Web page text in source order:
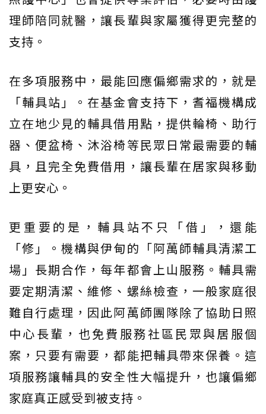
理師陪同就醫，讓長輩與家屬獲得更完整的
支持。
在多項服務中，最能回應偏鄉需求的，就是
「輔具站」。在基金會支持下，耆福機構成
立在地少見的輔具借用點，提供輪椅、助行
器、便盆椅、沐浴椅等民眾日常最需要的輔
具，且完全免費借用，讓長輩在居家與移動
上更安心。
更重要的是，輔具站不只「借」，還能
「修」。機構與伊甸的「阿萬師輔具清潔工
場」長期合作，每年都會上山服務。輔具需
要定期清潔、維修、螺絲檢查，一般家庭很
難自行處理，因此阿萬師團隊除了協助日照
中心長輩，也免費服務社區民眾與居服個
案，只要有需要，都能把輔具帶來保養。這
項服務讓輔具的安全性大幅提升，也讓偏鄉
家庭真正感受到被支持。